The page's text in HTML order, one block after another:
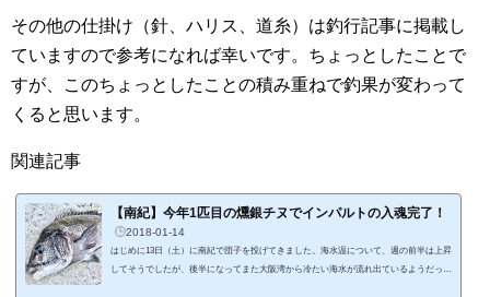
その他の仕掛け（針、ハリス、道糸）は釣行記事に掲載し
ていますので参考になれば幸いです。ちょっとしたことで
すが、このちょっとしたことの積み重ねで釣果が変わって
くると思います。
関連記事
【南紀】今年1匹目の燻銀チヌでインパルトの入魂完了！
2018-01-14
はじめに13日（土）に南紀で団子を投げてきました。海水温について、週の前半は上昇
してそうでしたが、後半になってまた大阪湾から冷たい海水が流れ出ているようだった